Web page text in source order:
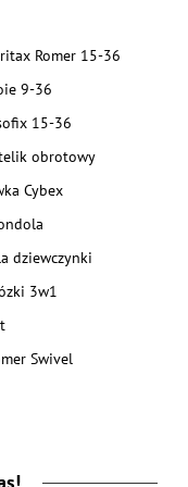
Romer 15-36
9-36
15-36
obrotowy
Cybex
dziewczynki
3w1
Swivel